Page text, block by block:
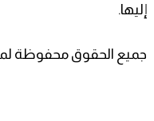
إليها.
جميع الحقوق محفوظة